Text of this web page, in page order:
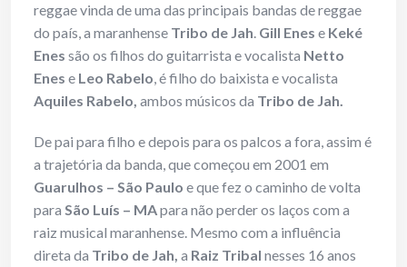
reggae vinda de uma das principais bandas de reggae
do país, a maranhense Tribo de Jah. Gill Enes e Keké
Enes são os filhos do guitarrista e vocalista Netto
Enes e Leo Rabelo, é filho do baixista e vocalista
Aquiles Rabelo, ambos músicos da Tribo de Jah.
De pai para filho e depois para os palcos a fora, assim é
a trajetória da banda, que começou em 2001 em
Guarulhos – São Paulo e que fez o caminho de volta
para São Luís – MApara não perder os laços com a
raiz musical maranhense. Mesmo com a influência
direta da Tribo de Jah, a Raiz Tribal nesses 16 anos